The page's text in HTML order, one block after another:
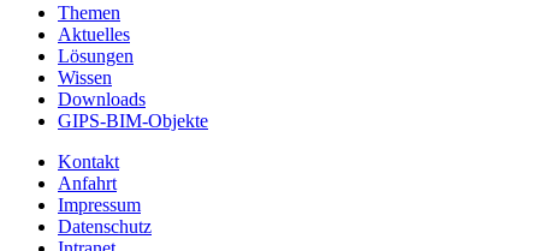
Themen
Aktuelles
Lösungen
Wissen
Downloads
GIPS-BIM-Objekte
Kontakt
Anfahrt
Impressum
Datenschutz